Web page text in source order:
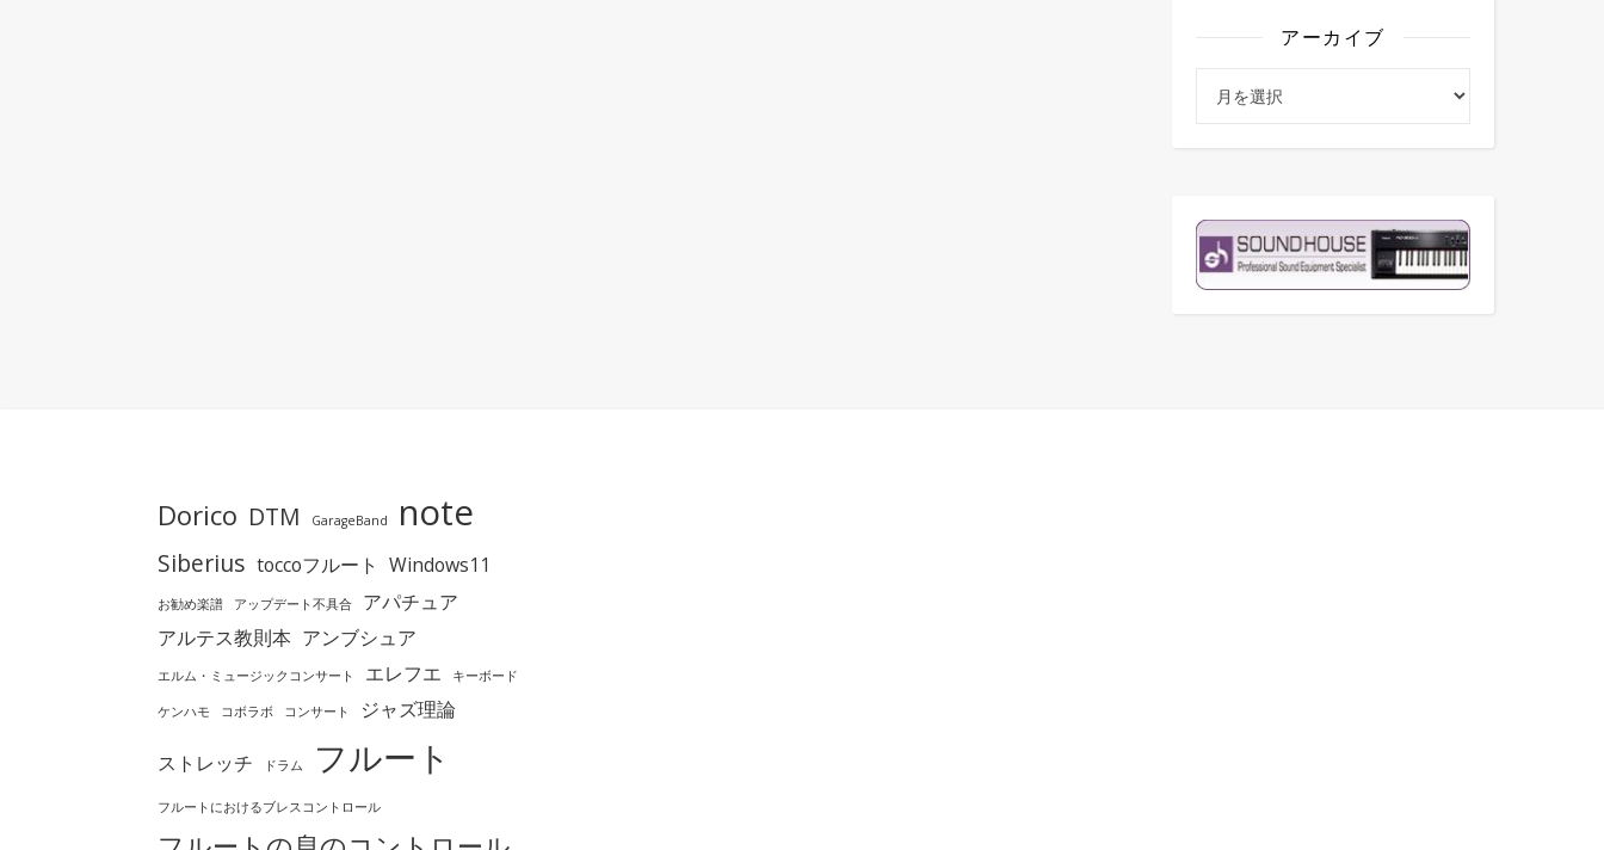
アーカイブ
Dorico DTM GarageBand note
Siberius toccoフルート Windows11
お勧め楽譜 アップデート不具合
アパチュア
アルテス教則本 アンブシュア
エルム・ミュージックコンサート エレフエ キーボード
ケンハモ コボラボ コンサート ジャズ理論
ストレッチ ドラム フルート
フルートにおけるブレスコントロール